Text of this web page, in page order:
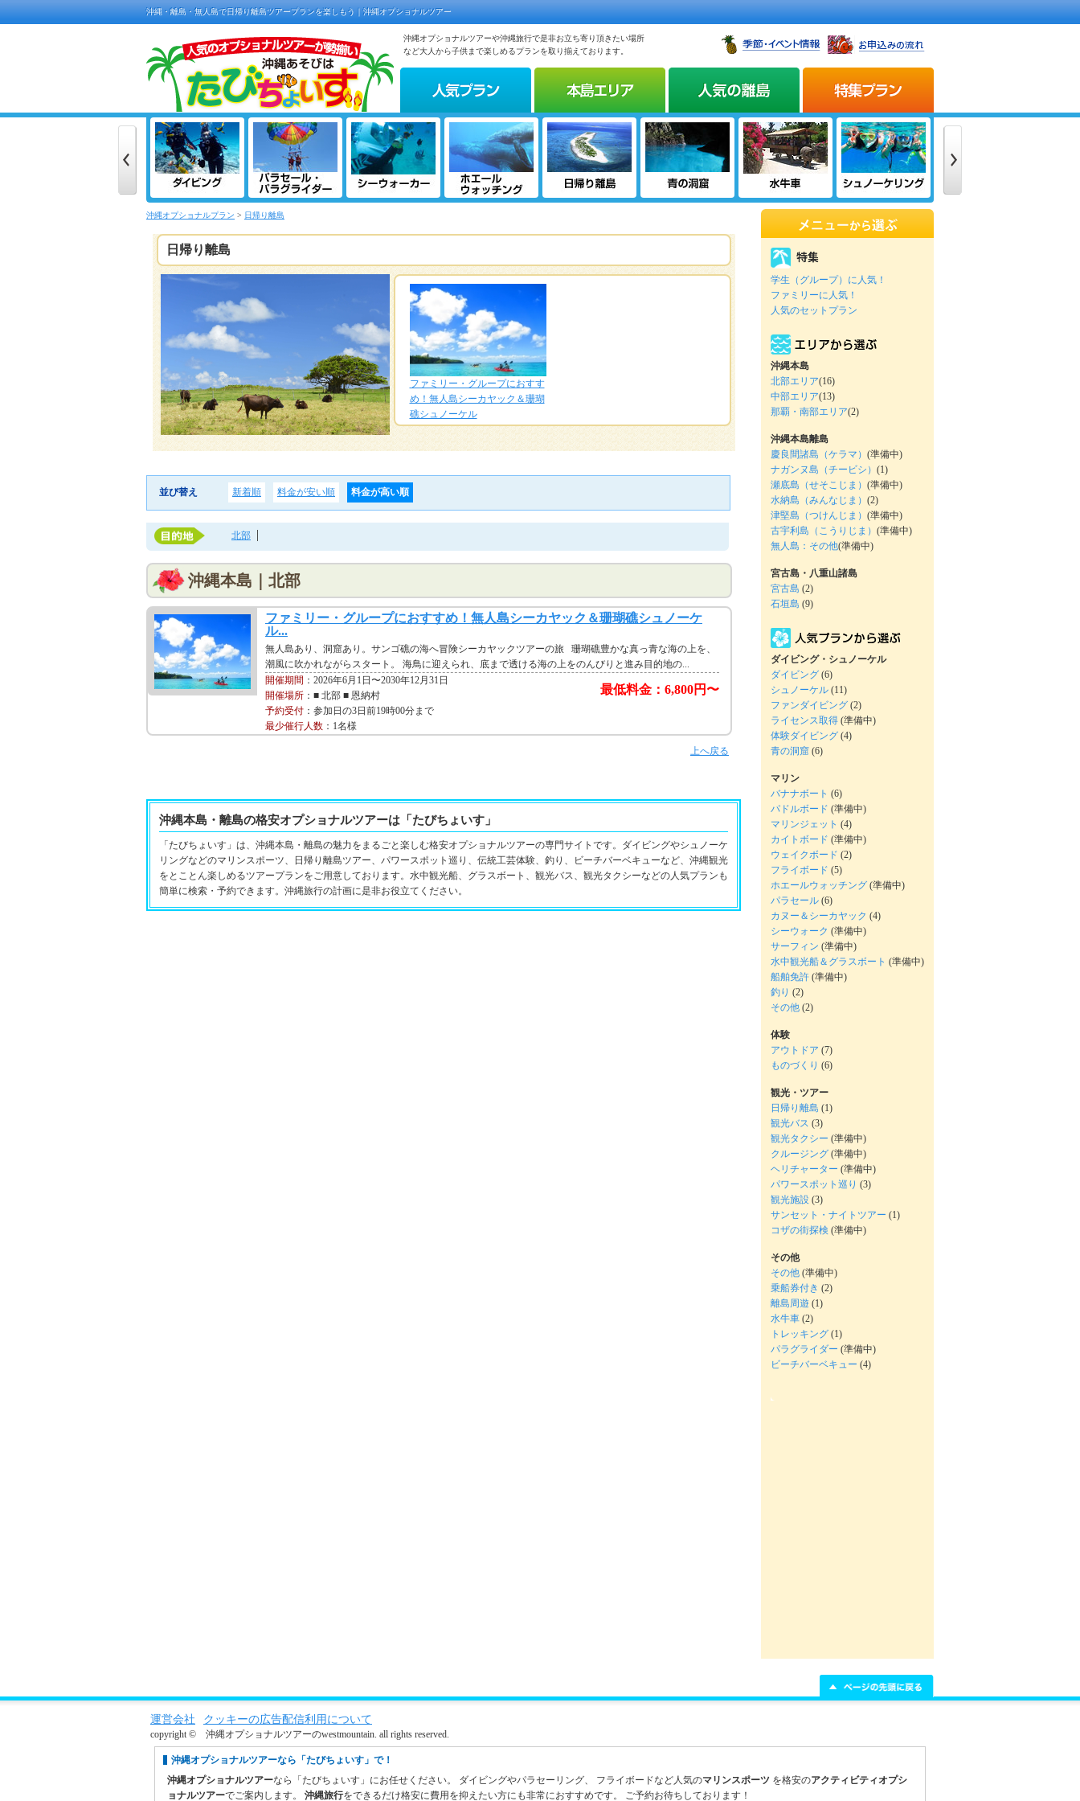
沖縄・離島・無人島で日帰り離島ツアープランを楽しもう｜沖縄オプショナルツアー
沖縄オプショナルツアーや沖縄旅行で是非お立ち寄り頂きたい場所
など大人から子供まで楽しめるプランを取り揃えております。
沖縄オプショナルプラン > 日帰り離島
日帰り離島
ファミリー・グループにおすす
め！無人島シーカヤック＆珊瑚
礁シュノーケル
並び替え 新着順 料金が安い順 料金が高い順
北部
沖縄本島｜北部
ファミリー・グループにおすすめ！無人島シーカヤック＆珊瑚礁シュノーケ
ル...
無人島あり、洞窟あり。サンゴ礁の海へ冒険シーカヤックツアーの旅 珊瑚礁豊かな真っ青な海の上を、
潮風に吹かれながらスタート。 海鳥に迎えられ、底まで透ける海の上をのんびりと進み目的地の...
最低料金：6,800円〜
開催期間 ：2026年6月1日〜2030年12月31日
開催場所 ：■ 北部 ■ 恩納村
予約受付 ：参加日の3日前19時00分まで
最少催行人数 ：1名様
上へ戻る
沖縄本島・離島の格安オプショナルツアーは「たびちょいす」
「たびちょいす」は、沖縄本島・離島の魅力をまるごと楽しむ格安オプショナルツアーの専門サイトです。ダイビングやシュノーケ
リングなどのマリンスポーツ、日帰り離島ツアー、パワースポット巡り、伝統工芸体験、釣り、ビーチバーベキューなど、沖縄観光
をとことん楽しめるツアープランをご用意しております。水中観光船、グラスボート、観光バス、観光タクシーなどの人気プランも
簡単に検索・予約できます。沖縄旅行の計画に是非お役立てください。
学生（グループ）に人気！
ファミリーに人気！
人気のセットプラン
沖縄本島
北部エリア(16)
中部エリア(13)
那覇・南部エリア(2)
沖縄本島離島
慶良間諸島（ケラマ） (準備中)
ナガンヌ島（チービシ） (1)
瀬底島（せそこじま） (準備中)
水納島（みんなじま） (2)
津堅島（つけんじま） (準備中)
古宇利島（こうりじま） (準備中)
無人島：その他(準備中)
宮古島・八重山諸島
宮古島 (2)
石垣島 (9)
ダイビング・シュノーケル
ダイビング (6)
シュノーケル (11)
ファンダイビング (2)
ライセンス取得 (準備中)
体験ダイビング (4)
青の洞窟 (6)
マリン
バナナボート (6)
パドルボード (準備中)
マリンジェット (4)
カイトボード (準備中)
ウェイクボード (2)
フライボード (5)
ホエールウォッチング (準備中)
パラセール (6)
カヌー＆シーカヤック (4)
シーウォーク (準備中)
サーフィン (準備中)
水中観光船＆グラスボート (準備中)
船舶免許 (準備中)
釣り (2)
その他 (2)
体験
アウトドア (7)
ものづくり (6)
観光・ツアー
日帰り離島 (1)
観光バス (3)
観光タクシー (準備中)
クルージング (準備中)
ヘリチャーター (準備中)
パワースポット巡り (3)
観光施設 (3)
サンセット・ナイトツアー (1)
コザの街探検 (準備中)
その他
その他 (準備中)
乗船券付き (2)
離島周遊 (1)
水牛車 (2)
トレッキング (1)
パラグライダー (準備中)
ビーチバーベキュー (4)
運営会社 クッキーの広告配信利用について
copyright © 沖縄オプショナルツアーのwestmountain. all rights reserved.
沖縄オプショナルツアーなら「たびちょいす」で！
沖縄オプショナルツアーなら「たびちょいす」にお任せください。 ダイビングやパラセーリング、 フライボードなど人気のマリンスポーツ を格安のアクティビティオプシ
ョナルツアーでご案内します。 沖縄旅行をできるだけ格安に費用を抑えたい方にも非常におすすめです。 ご予約お待ちしております！